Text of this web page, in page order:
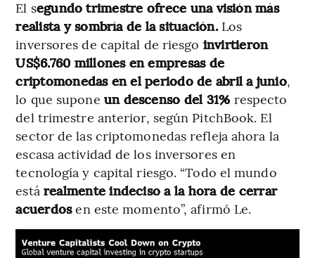
El segundo trimestre ofrece una visión más
realista y sombría de la situación.Los
inversores de capital de riesgo invirtieron
US$6.760 millones en empresas de
criptomonedas en el periodo de abril a junio,
lo que supone un descenso del 31% respecto
del trimestre anterior, según PitchBook. El
sector de las criptomonedas refleja ahora la
escasa actividad de los inversores en
tecnología y capital riesgo. “Todo el mundo
está realmente indeciso a la hora de cerrar
acuerdosen este momento”, afirmó Le.